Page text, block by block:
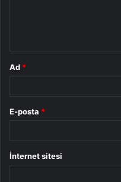
Ad *
E-posta *
İnternet sitesi